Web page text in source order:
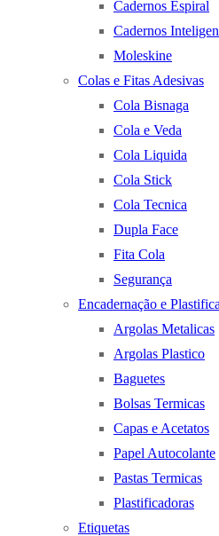
Cadernos Espiral
Cadernos
Moleskine
Colas e Fitas Adesivas
Cola Bisnaga
Cola e Veda
Cola Liquida
Cola Stick
Cola Tecnica
Dupla Face
Fita Cola
Segurança
Encadernação e
Argolas Metalicas
Argolas Plastico
Baguetes
Bolsas Termicas
Capas e Acetatos
Papel Autocolante
Pastas Termicas
Plastificadoras
Etiquetas